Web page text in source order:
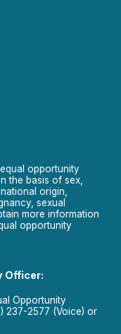
opportunity
the basis of sex,
origin,
sexual
more information
opportunity
Officer:
Opportunity
237-2577 (Voice) or